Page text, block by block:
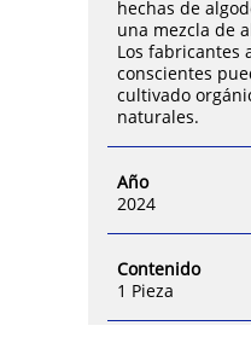
hechas de
una mezcla de
Los fabricantes
conscientes
cultivado
naturales.
Año
2024
Contenido
1 Pieza